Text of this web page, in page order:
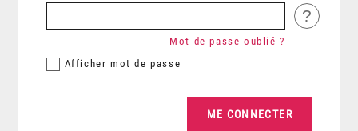
?
Afficher mot de passe
Mot de passe oublié ?